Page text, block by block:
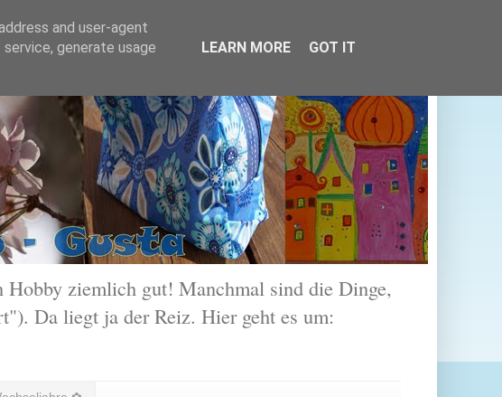
ziemlich gut! Manchmal sind die Dinge,
Da liegt ja der Reiz. Hier geht es um:
and user-agent
generate usage
LEARN MORE GOT IT